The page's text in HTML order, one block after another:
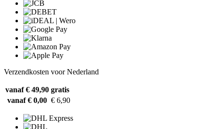
Verzendkosten voor Nederland
vanaf € 49,90 gratis
vanaf € 0,00 € 6,90